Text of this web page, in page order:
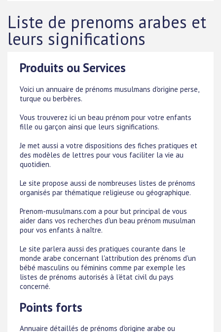
Liste de prenoms arabes et
leurs significations
Produits ou Services
Voici un annuaire de prénoms musulmans d'origine perse,
turque ou berbères.
Vous trouverez ici un beau prénom pour votre enfants
fille ou garçon ainsi que leurs significations.
Je met aussi a votre dispositions des fiches pratiques et
des modèles de lettres pour vous faciliter la vie au
quotidien.
Le site propose aussi de nombreuses listes de prénoms
organisés par thématique religieuse ou géographique.
Prenom-musulmans.com a pour but principal de vous
aider dans vos recherches d'un beau prénom musulman
pour vos enfants à naître.
Le site parlera aussi des pratiques courante dans le
monde arabe concernant l'attribution des prénoms d'un
bébé masculins ou féminins comme par exemple les
listes de prénoms autorisés à l'état civil du pays
concerné.
Points forts
Annuaire détaillés de prénoms d'origine arabe ou